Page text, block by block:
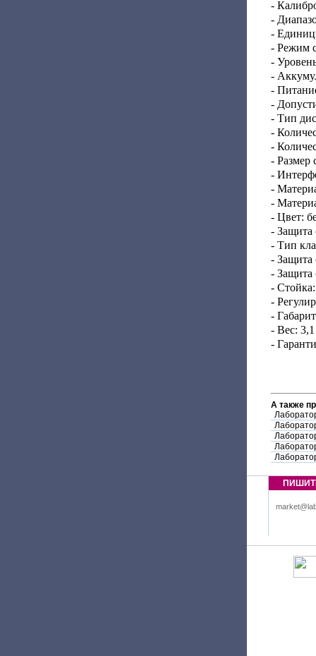
-
-
-
- Режим
-
-
-
-
- Тип
-
-
- Размер
-
-
-
- Цвет:
- Защита
- Тип
- Защита
- Защита
-
-
-
- Вес: 3,1
-
А также